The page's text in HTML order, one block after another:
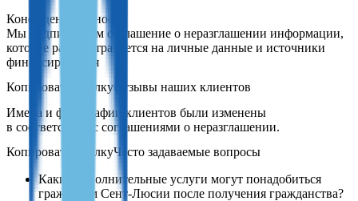
Конфиденциальность
Мы подписываем соглашение о неразглашении информации,
которое распространяется на личные данные и источники
финансирования
Отзывы наших клиентов
Имена и фотографии клиентов были изменены
в соответствии с соглашениями о неразглашении.
Часто задаваемые вопросы
Какие дополнительные услуги могут понадобиться
гражданам Сент-Люсии после получения гражданства?